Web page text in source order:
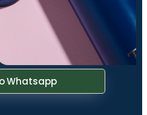
Whatsapp